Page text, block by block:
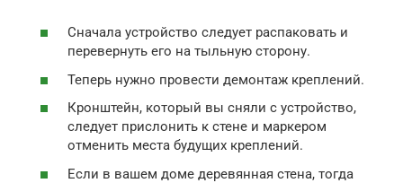
Сначала устройство следует распаковать и
перевернуть его на тыльную сторону.
Теперь нужно провести демонтаж креплений.
Кронштейн, который вы сняли с устройство,
следует прислонить к стене и маркером
отменить места будущих креплений.
Если в вашем доме деревянная стена, тогда